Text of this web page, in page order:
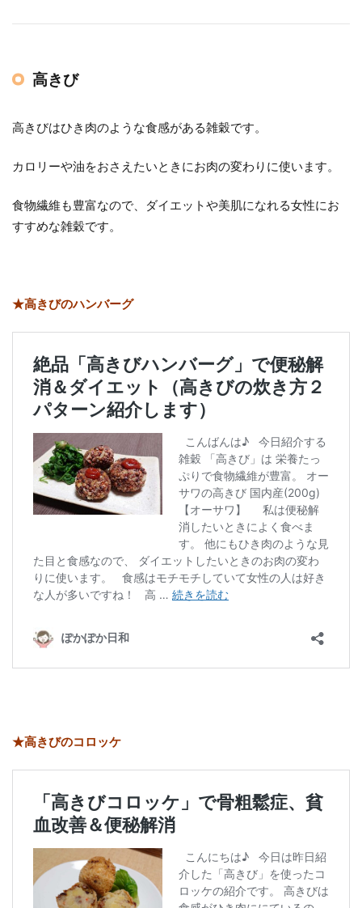
高きび
高きびはひき肉のような食感がある雑穀です。
カロリーや油をおさえたいときにお肉の変わりに使います。
食物繊維も豊富なので、ダイエットや美肌になれる女性にお
すすめな雑穀です。
★高きびのハンバーグ
★高きびのコロッケ